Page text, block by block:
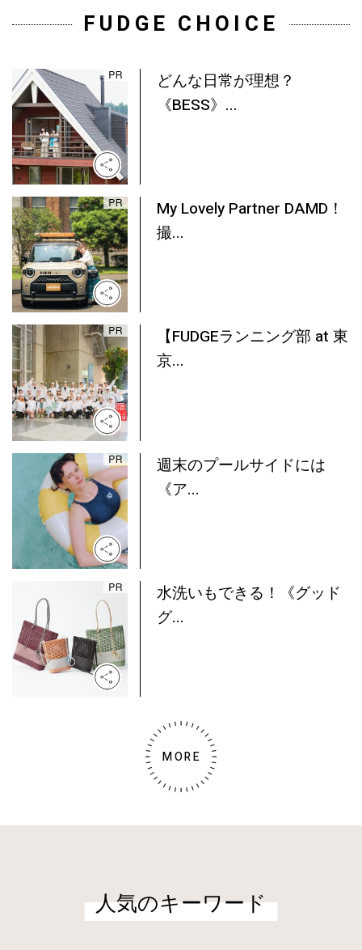
FUDGE CHOICE
どんな日常が理想？
《BESS》...
My Lovely Partner DAMD！
撮...
【FUDGEランニング部 at 東
京...
週末のプールサイドには
《ア...
水洗いもできる！《グッド
グ...
MORE
人気のキーワード